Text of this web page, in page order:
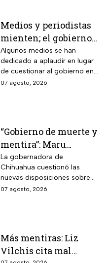
Medios y periodistas
mienten; el gobierno
controla la narrativa a
través de paleros
Algunos medios se han
dedicado a aplaudir en lugar
de cuestionar al gobierno en
medio de los nuevos
07 agosto, 2026
“Gobierno de muerte y
mentira”: Maru
Campos arremete
contra Morena por
polémicos
lineamientos de
La gobernadora de
Chihuahua cuestionó las
nuevas disposiciones sobre
medios y lanzó fuertes
07 agosto, 2026
Más mentiras: Liz
Vilchis cita mal